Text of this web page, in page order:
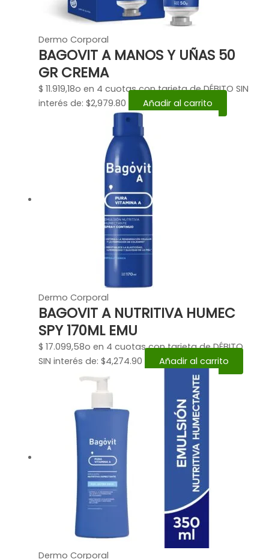
Dermo Corporal
BAGOVIT A MANOS Y UÑAS 50
GR CREMA
$ 11.919,18o en 4 cuotas con tarjeta de DÉBITO SIN
interés de: $2,979.80
Añadir al carrito
Dermo Corporal
BAGOVIT A NUTRITIVA HUMEC
SPY 170ML EMU
$ 17.099,58o en 4 cuotas con tarjeta de DÉBITO
SIN interés de: $4,274.90
Añadir al carrito
Dermo Corporal